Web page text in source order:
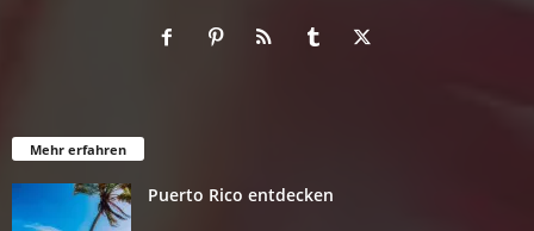
Mehr erfahren
Puerto Rico entdecken